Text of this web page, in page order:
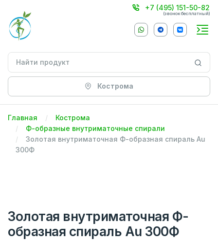
+7 (495) 151-50-82
(звонок бесплатный)
Кострома
Главная
Кострома
Ф-образные внутриматочные спирали
Золотая внутриматочная Ф-образная спираль Au
300Ф
Золотая внутриматочная Ф-
образная спираль Au 300Ф